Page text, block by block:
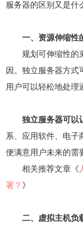
GPU加速服务器
弹性伸缩
云硬盘备份
SSL证书
DDoS高防IP
虚拟私有云VPC
NAT网关
弹性公网IP
虚拟专网VPN
CDN（敬请期待）
云运维
云监控
访问控制（敬请期
香港云服务器
美国云服务器
服务器的区别又是什
一、资源伸缩性
规划可伸缩性的
因。独立服务器方式
用户可以轻松地处理
独立服务器可以
系、应用软件、电子
便满意用户未来的需
相关推荐文章《
署？ 》
二、虚拟主机负